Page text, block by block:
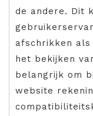
de andere. Dit
afschrikken als
het bekijken
belangrijk om
website